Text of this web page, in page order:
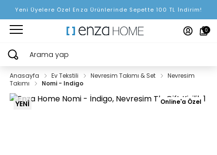
Yeni Üyelere Özel Enza Ürünlerinde Sepette 100 TL İndirim!
0
Arama yap
Anasayfa Ev Tekstili Nevresim Takımı & Set
Nevresim
Takımı
Nomi - Indigo
YENİ Online'a Özel